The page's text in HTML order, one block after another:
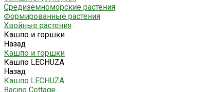
Средиземноморские растения
Формированные растения
Хвойные растения
Кашпо и горшки
Назад
Кашпо и горшки
Кашпо LECHUZA
Назад
Кашпо LECHUZA
Bacino Cottage